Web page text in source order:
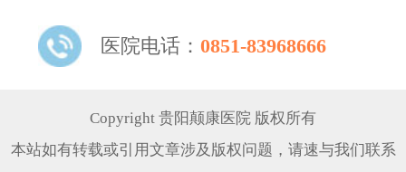
医院电话： 0851-83968666
Copyright 贵阳颠康医院 版权所有
本站如有转载或引用文章涉及版权问题，请速与我们联系